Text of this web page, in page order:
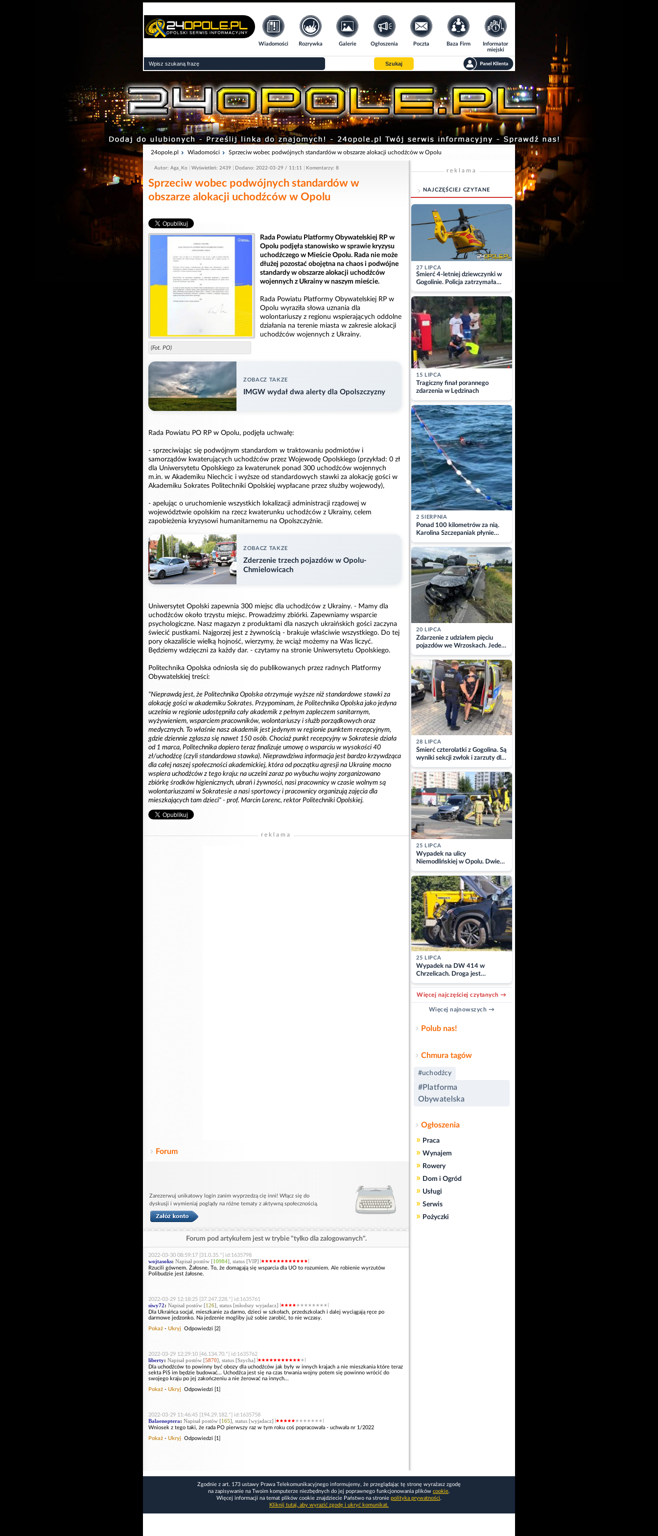
Wiadomości Rozrywka Galerie Ogłoszenia Poczta Baza Firm
Informator
miejski
Szukaj
24opole.pl Wiadomości Sprzeciw wobec podwójnych standardów w obszarze alokacji uchodźców w Opolu
Autor: Aga_Ko Wyświetleń: 2439 Dodano: 2022-03-29 / 11:11 Komentarzy: 8
Sprzeciw wobec podwójnych standardów w
obszarze alokacji uchodźców w Opolu
(Fot. PO)
Rada Powiatu Platformy Obywatelskiej RP w
Opolu podjęła stanowisko w sprawie kryzysu
uchodźczego w Mieście Opolu. Rada nie może
dłużej pozostać obojętna na chaos i podwójne
standardy w obszarze alokacji uchodźców
wojennych z Ukrainy w naszym mieście.
Rada Powiatu Platformy Obywatelskiej RP w
Opolu wyraziła słowa uznania dla
wolontariuszy z regionu wspierających oddolne
działania na terenie miasta w zakresie alokacji
uchodźców wojennych z Ukrainy.
ZOBACZ TAKZE
IMGW wydał dwa alerty dla Opolszczyzny
Rada Powiatu PO RP w Opolu, podjęła uchwałę:
- sprzeciwiając się podwójnym standardom w traktowaniu podmiotów i
samorządów kwaterujących uchodźców przez Wojewodę Opolskiego (przykład: 0 zł
dla Uniwersytetu Opolskiego za kwaterunek ponad 300 uchodźców wojennych
m.in. w Akademiku Niechcic i wyższe od standardowych stawki za alokację gości w
Akademiku Sokrates Politechniki Opolskiej wypłacane przez służby wojewody),
- apelując o uruchomienie wszystkich lokalizacji administracji rządowej w
województwie opolskim na rzecz kwaterunku uchodźców z Ukrainy, celem
zapobieżenia kryzysowi humanitarnemu na Opolszczyźnie.
ZOBACZ TAKZE
Zderzenie trzech pojazdów w Opolu-
Chmielowicach
Uniwersytet Opolski zapewnia 300 miejsc dla uchodźców z Ukrainy. - Mamy dla
uchodźców około trzystu miejsc. Prowadzimy zbiórki. Zapewniamy wsparcie
psychologiczne. Nasz magazyn z produktami dla naszych ukraińskich gości zaczyna
świecić pustkami. Najgorzej jest z żywnością - brakuje właściwie wszystkiego. Do tej
pory okazaliście wielką hojność, wierzymy, że wciąż możemy na Was liczyć.
Będziemy wdzięczni za każdy dar. - czytamy na stronie Uniwersytetu Opolskiego.
Politechnika Opolska odniosła się do publikowanych przez radnych Platformy
Obywatelskiej treści:
"Nieprawdą jest, że Politechnika Opolska otrzymuje wyższe niż standardowe stawki za
alokację gości w akademiku Sokrates. Przypominam, że Politechnika Opolska jako jedyna
uczelnia w regionie udostępniła cały akademik z pełnym zapleczem sanitarnym,
wyżywieniem, wsparciem pracowników, wolontariuszy i służb porządkowych oraz
medycznych. To właśnie nasz akademik jest jedynym w regionie punktem recepcyjnym,
gdzie dziennie zgłasza się nawet 150 osób. Chociaż punkt recepcyjny w Sokratesie działa
od 1 marca, Politechnika dopiero teraz finalizuje umowę o wsparciu w wysokości 40
zł/uchodźcę (czyli standardowa stawka). Nieprawdziwa informacja jest bardzo krzywdząca
dla całej naszej społeczności akademickiej, która od początku agresji na Ukrainę mocno
wspiera uchodźców z tego kraju: na uczelni zaraz po wybuchu wojny zorganizowano
zbiórkę środków higienicznych, ubrań i żywności, nasi pracownicy w czasie wolnym są
wolontariuszami w Sokratesie a nasi sportowcy i pracownicy organizują zajęcia dla
mieszkających tam dzieci" - prof. Marcin Lorenc, rektor Politechniki Opolskiej.
reklama
Forum
Zarezerwuj unikatowy login zanim wyprzedzą cię inni! Włącz się do
dyskusji i wymieniaj poglądy na różne tematy z aktywną społecznością.
Forum pod artykułem jest w trybie "tylko dla zalogowanych".
2022-03-30 08:59:17 [31.0.35.*] id:1635798
wojtasoks: Napisał postów [10984], status [VIP]
Rzucili gównem. Żałosne. To, że domagają się wsparcia dla UO to rozumiem. Ale robienie wyrzutów
Polibudzie jest żałosne.
2022-03-29 12:18:25 [37.247.228.*] id:1635761
siwy72: Napisał postów [126], status [młodszy wyjadacz]
Dla Ukraińca socjal, mieszkanie za darmo, dzieci w szkołach, przedszkolach i dalej wyciągają ręce po
darmowe jedzonko. Na jedzenie mogliby już sobie zarobić, to nie wczasy.
Pokaż - Ukryj Odpowiedzi [2]
2022-03-29 12:29:10 [46.134.70.*] id:1635762
liberty: Napisał postów [5870], status [Szycha]
Dla uchodźców to powinny być obozy dla uchodźców jak były w innych krajach a nie mieszkania które teraz
sekta PiS im będzie budować... Uchodźca jest się na czas trwania wojny potem się powinno wrócić do
swojego kraju po jej zakończeniu a nie żerować na innych...
Pokaż - Ukryj Odpowiedzi [1]
2022-03-29 11:46:45 [194.29.182.*] id:1635758
Balaenoptera: Napisał postów [165], status [wyjadacz]
Wniosek z tego taki, że rada PO pierwszy raz w tym roku coś popracowała - uchwała nr 1/2022
Pokaż - Ukryj Odpowiedzi [1]
reklama
NAJCZĘŚCIEJ CZYTANE
27 LIPCA
Śmierć 4-letniej dziewczynki w
Gogolinie. Policja zatrzymała
matkę
15 LIPCA
Tragiczny finał porannego
zdarzenia w Lędzinach
2 SIERPNIA
Ponad 100 kilometrów za nią.
Karolina Szczepaniak płynie
przez Bałtyk dla Piotra.
Aktualizacja
20 LIPCA
Zdarzenie z udziałem pięciu
pojazdów we Wrzoskach. Jeden
z kierowców zabrany w
kajdankach
28 LIPCA
Śmierć czterolatki z Gogolina. Są
wyniki sekcji zwłok i zarzuty dla
matki
25 LIPCA
Wypadek na ulicy
Niemodlińskiej w Opolu. Dwie
osoby w szpitalu
25 LIPCA
Wypadek na DW 414 w
Chrzelicach. Droga jest
zablokowana
Więcej najczęściej czytanych →
Więcej najnowszych →
Polub nas!
Chmura tagów
#uchodźcy
#Platforma
Obywatelska
Ogłoszenia
» Praca
» Wynajem
» Rowery
» Dom i Ogród
» Usługi
» Serwis
» Pożyczki
Zgodnie z art. 173 ustawy Prawa Telekomunikacyjnego informujemy, że przeglądając tę stronę wyrażasz zgodę
na zapisywanie na Twoim komputerze niezbędnych do jej poprawnego funkcjonowania plików cookie.
Więcej informacji na temat plików cookie znajdziecie Państwo na stronie polityka prywatności.
Kliknij tutaj, aby wyrazić zgodę i ukryć komunikat.